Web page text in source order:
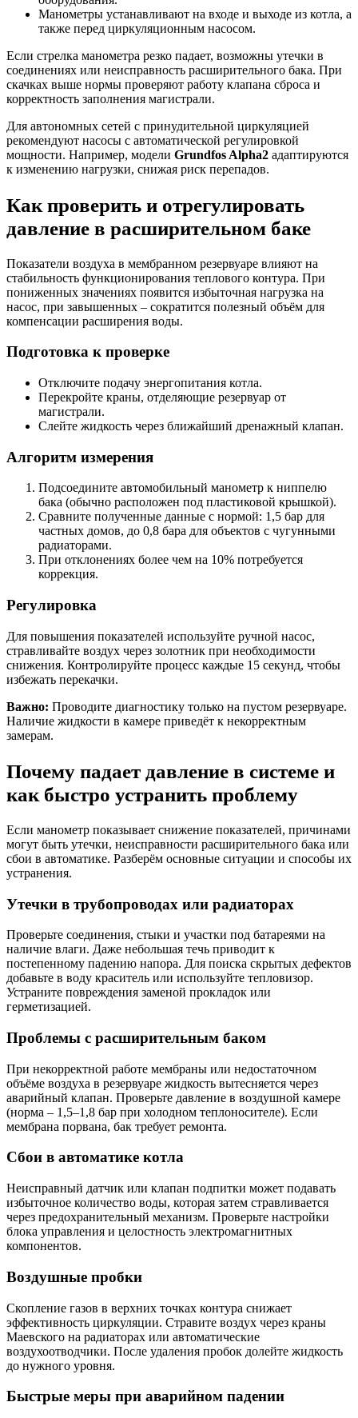
Манометры устанавливают на входе и выходе из котла, а
также перед циркуляционным насосом.
Если стрелка манометра резко падает, возможны утечки в
соединениях или неисправность расширительного бака. При
скачках выше нормы проверяют работу клапана сброса и
корректность заполнения магистрали.
Для автономных сетей с принудительной циркуляцией
рекомендуют насосы с автоматической регулировкой
мощности. Например, модели Grundfos Alpha2 адаптируются
к изменению нагрузки, снижая риск перепадов.
Как проверить и отрегулировать
давление в расширительном баке
Показатели воздуха в мембранном резервуаре влияют на
стабильность функционирования теплового контура. При
пониженных значениях появится избыточная нагрузка на
насос, при завышенных – сократится полезный объём для
компенсации расширения воды.
Подготовка к проверке
Отключите подачу энергопитания котла.
Перекройте краны, отделяющие резервуар от
магистрали.
Слейте жидкость через ближайший дренажный клапан.
Алгоритм измерения
Подсоедините автомобильный манометр к ниппелю
бака (обычно расположен под пластиковой крышкой).
Сравните полученные данные с нормой: 1,5 бар для
частных домов, до 0,8 бара для объектов с чугунными
радиаторами.
При отклонениях более чем на 10% потребуется
коррекция.
Регулировка
Для повышения показателей используйте ручной насос,
стравливайте воздух через золотник при необходимости
снижения. Контролируйте процесс каждые 15 секунд, чтобы
избежать перекачки.
Важно: Проводите диагностику только на пустом резервуаре.
Наличие жидкости в камере приведёт к некорректным
замерам.
Почему падает давление в системе и
как быстро устранить проблему
Если манометр показывает снижение показателей, причинами
могут быть утечки, неисправности расширительного бака или
сбои в автоматике. Разберём основные ситуации и способы их
устранения.
Утечки в трубопроводах или радиаторах
Проверьте соединения, стыки и участки под батареями на
наличие влаги. Даже небольшая течь приводит к
постепенному падению напора. Для поиска скрытых дефектов
добавьте в воду краситель или используйте тепловизор.
Устраните повреждения заменой прокладок или
герметизацией.
Проблемы с расширительным баком
При некорректной работе мембраны или недостаточном
объёме воздуха в резервуаре жидкость вытесняется через
аварийный клапан. Проверьте давление в воздушной камере
(норма – 1,5–1,8 бар при холодном теплоносителе). Если
мембрана порвана, бак требует ремонта.
Сбои в автоматике котла
Неисправный датчик или клапан подпитки может подавать
избыточное количество воды, которая затем стравливается
через предохранительный механизм. Проверьте настройки
блока управления и целостность электромагнитных
компонентов.
Воздушные пробки
Скопление газов в верхних точках контура снижает
эффективность циркуляции. Стравите воздух через краны
Маевского на радиаторах или автоматические
воздухоотводчики. После удаления пробок долейте жидкость
до нужного уровня.
Быстрые меры при аварийном падении